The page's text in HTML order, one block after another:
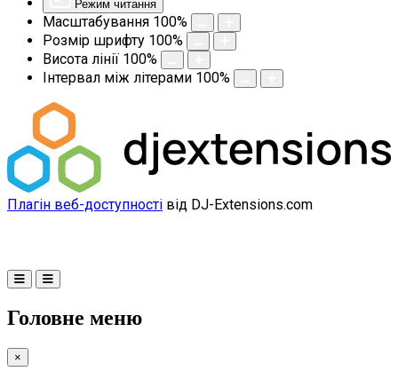
Режим читання
Масштабування 100%
Розмір шрифту 100%
Висота лінії 100%
Інтервал між літерами 100%
Плагін веб-доступності від DJ-Extensions.com
Головне меню
×